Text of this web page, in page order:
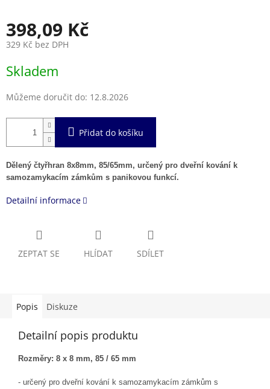
398,09 Kč
329 Kč bez DPH
cena:
Skladem
Můžeme doručit do: 12.8.2026
Přidat do košíku
Dělený čtyřhran 8x8mm, 85/65mm, určený pro dveřní kování k
samozamykacím zámkům s panikovou funkcí.
Detailní informace
ZEPTAT SE HLÍDAT SDÍLET
Popis Diskuze
Detailní popis produktu
Rozměry: 8 x 8 mm, 85 / 65 mm
- určený pro dveřní kování k samozamykacím zámkům s